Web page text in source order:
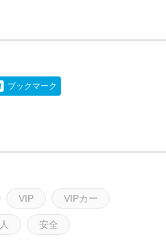
ブックマーク
VIP VIPカー
安全